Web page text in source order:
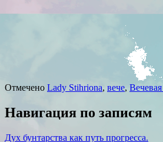
Отмечено Lady Stihriona, вече,
Навигация по записям
Дух бунтарства как путь прогресса.